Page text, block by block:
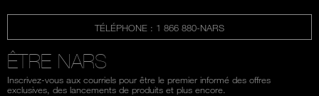
TÉLÉPHONE : 1 866 880-NARS
ÊTRE NARS
Inscrivez-vous aux courriels pour être le premier informé des offres
exclusives, des lancements de produits et plus encore.